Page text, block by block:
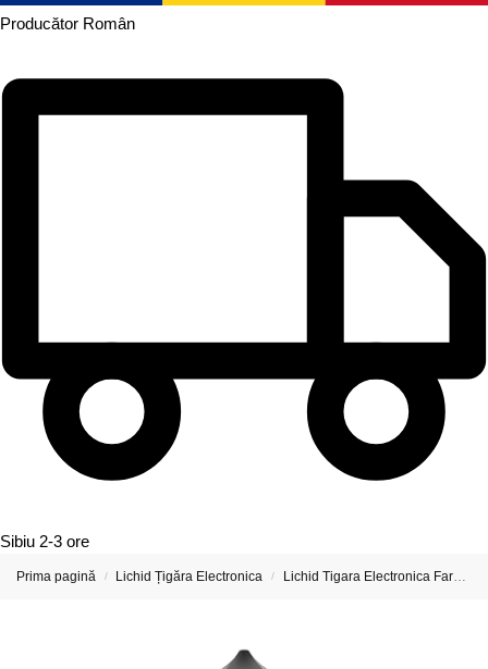
Producător Român
Sibiu 2-3 ore
Prima pagină / Lichid Țigăra Electronica / Lichid Tigara Electronica Fara Nicotina